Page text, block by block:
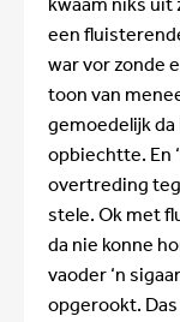
kwaam niks
een
war vor zonde
toon van
gemoedelijk
opbiechtte. En
overtreding
stele. Ok met
da nie konne
vaoder ‘n
opgerookt.